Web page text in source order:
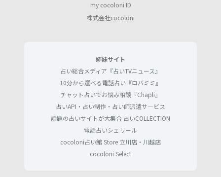
my cocoloni ID
株式会社cocoloni
姉妹サイト
占い総合メディア『占いTVニュース』
10分から選べる電話占い『ロバミミ』
チャット占いでお悩み相談『Chapli』
占いAPI・占い制作・占い師派遣サ―ビス
話題の占いサイトが大集合 占いCOLLECTION
電話占いシェリール
cocoloni占い館 Store 立川店・川越店
cocoloni Select